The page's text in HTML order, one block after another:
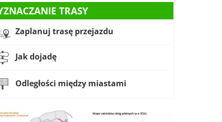
TRASY
Zaplanuj trasę przejazdu
Jak dojadę
Odległości między miastami